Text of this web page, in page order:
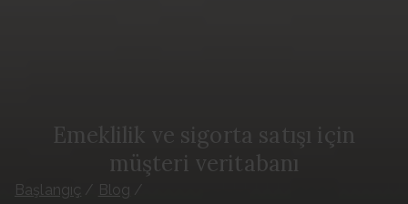
Satı
e Aktif
Portföy
Emeklilik ve sigorta satışı için
müşteri veritabanı
Başlangıç
Blog